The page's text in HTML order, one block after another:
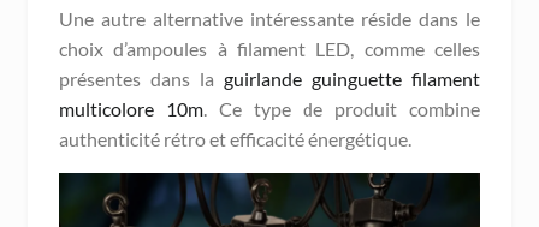
Une autre alternative intéressante réside dans le
choix d’ampoules à filament LED, comme celles
présentes dans laguirlande guinguette filament
multicolore 10m. Ce type de produit combine
authenticité rétro et efficacité énergétique.